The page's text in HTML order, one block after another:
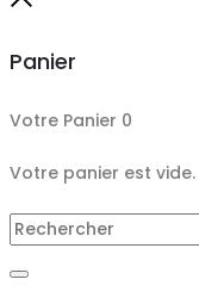
Panier
Votre Panier 0
Votre panier est vide.
Search